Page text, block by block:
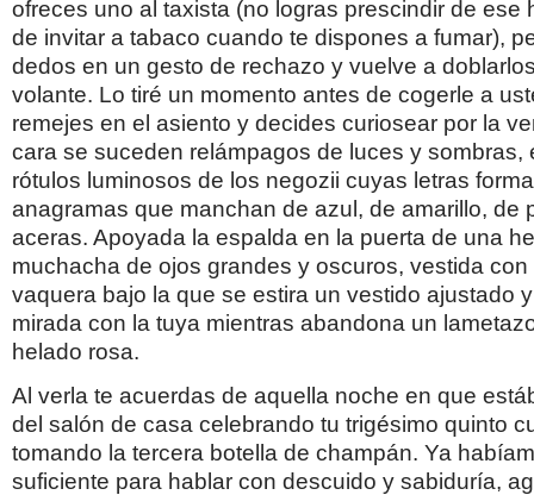
ofreces uno al taxista (no logras prescindir de ese
de invitar a tabaco cuando te dispones a fumar),
dedos en un gesto de rechazo y vuelve a
volante. Lo tiré un momento antes de cogerle a
remejes en el asiento y decides curiosear por la
cara se suceden relámpagos de luces y sombras,
rótulos luminosos de los negozii cuyas letras
anagramas que manchan de azul, de amarillo, de
aceras. Apoyada la espalda en la puerta de una
muchacha de ojos grandes y oscuros, vestida
vaquera bajo la que se estira un vestido ajustado
mirada con la tuya mientras abandona un
helado rosa.
Al verla te acuerdas de aquella noche en que
del salón de casa celebrando tu trigésimo quinto
tomando la tercera botella de champán. Ya
suficiente para hablar con descuido y sabiduría,